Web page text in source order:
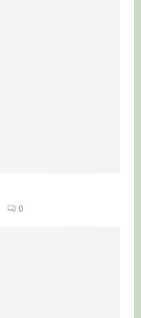
0